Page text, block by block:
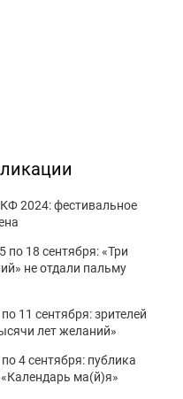
2024: фестивальное
по 18 сентября: «Три
не отдали пальму
11 сентября: зрителей
лет желаний»
4 сентября: публика
ма(й)я»